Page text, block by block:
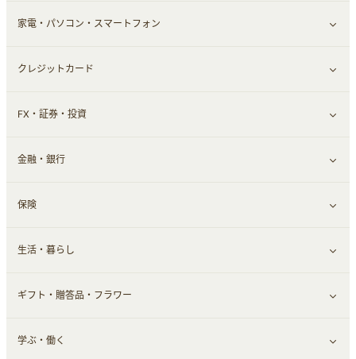
食材宅配
ウォーターサーバー
エステ・サロン
メンズ美容
スポーツ・フィットネス
日用品・薬局・からだ
すべて見る
ネット買取
家電・パソコン・スマートフォン
すべて見る
家電・パソコン・ソフトウェア
通信・レンタルサーバー
スマホ・携帯電話・SIM
定額制有料コンテンツ
クレジットカード
すべて見る
クレジットカード
FX・証券・投資
すべて見る
証券
仮想通貨
その他投資
金融・銀行
銀行・ネット銀行
キャッシング・ローン
その他金融
保険
すべて見る
保険相談・面談
生活・暮らし
すべて見る
住まい・暮らし
ギフト・贈答品・フラワー
すべて見る
学ぶ・働く